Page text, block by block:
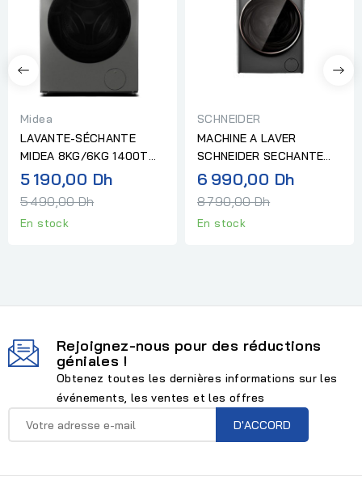
Midea
LAVANTE-SÉCHANTE
MIDEA 8KG/6KG 1400T
GRIS TITANE
5 190,00 DhPrix
5 490,00 Dh
En stock
SCHNEIDER
MACHINE A LAVER
SCHNEIDER SECHANTE
12KG/6KG 1400T
6 990,00 DhPrix
8 790,00 Dh
En stock
Rejoignez-nous pour des réductions
géniales !
Obtenez toutes les dernières informations sur les
événements, les ventes et les offres